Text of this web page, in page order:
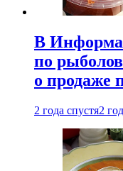
В
по
о продаже
2 года спустя2